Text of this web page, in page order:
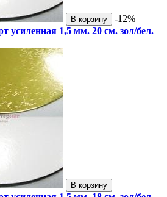
В корзину
-12%
усиленная 1,5 мм. 20 см. зол/бел.
В корзину